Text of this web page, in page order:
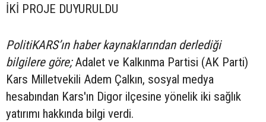
İKİ PROJE DUYURULDU
PolitiKARS’ın haber kaynaklarından derlediği
bilgilere göre;Adalet ve Kalkınma Partisi (AK Parti)
Kars Milletvekili Adem Çalkın, sosyal medya
hesabından Kars'ın Digor ilçesine yönelik iki sağlık
yatırımı hakkında bilgi verdi.